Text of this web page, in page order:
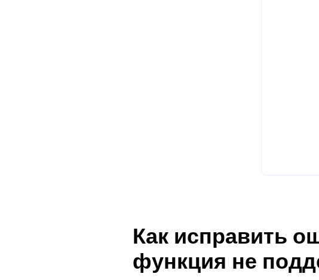
Как исправить
функция не